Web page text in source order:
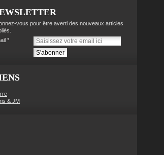
vous pour être averti des nouveaux articles
& JM